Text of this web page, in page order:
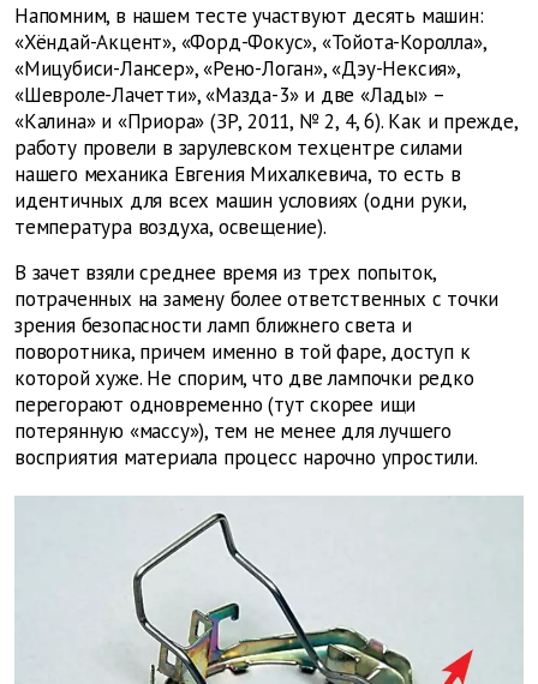
Напомним, в нашем тесте участвуют десять машин:
«Хёндай-Акцент», «Форд-Фокус», «Тойота-Королла»,
«Мицубиси-Лансер», «Рено-Логан», «Дэу-Нексия»,
«Шевроле-Лачетти», «Мазда-3» и две «Лады» –
«Калина» и «Приора» (ЗР, 2011, № 2, 4, 6). Как и прежде,
работу провели в зарулевском техцентре силами
нашего механика Евгения Михалкевича, то есть в
идентичных для всех машин условиях (одни руки,
температура воздуха, освещение).
В зачет взяли среднее время из трех попыток,
потраченных на замену более ответственных с точки
зрения безопасности ламп ближнего света и
поворотника, причем именно в той фаре, доступ к
которой хуже. Не спорим, что две лампочки редко
перегорают одновременно (тут скорее ищи
потерянную «массу»), тем не менее для лучшего
восприятия материала процесс нарочно упростили.